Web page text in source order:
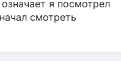
я посмотрел
смотреть